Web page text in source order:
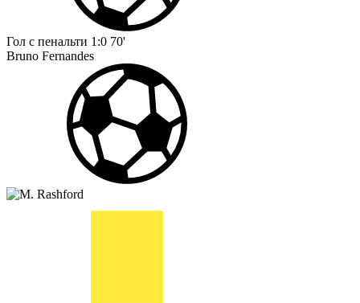
Гол с пенальти 1:0 70'
Bruno Fernandes